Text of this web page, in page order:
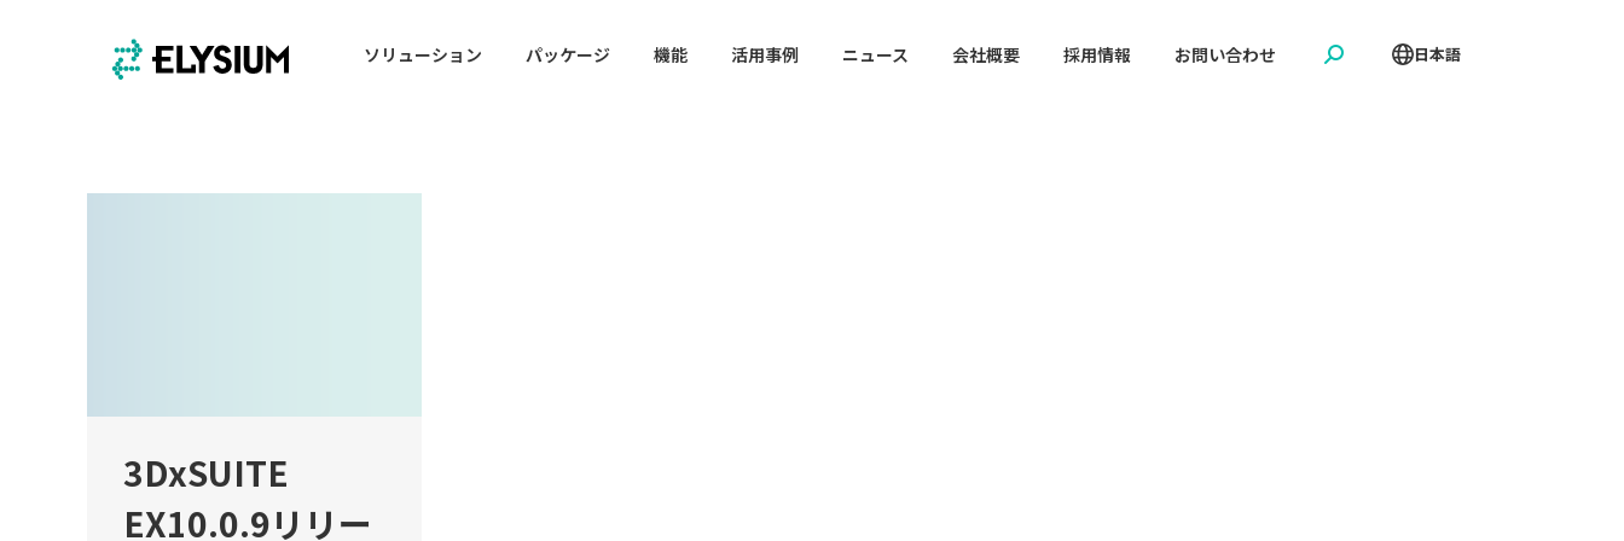
ソリューション パッケージ 機能 活用事例 ニュース 会社概要 採用情報 お問い合わせ Search: 日本語
3DxSUITE
EX10.0.9リリー